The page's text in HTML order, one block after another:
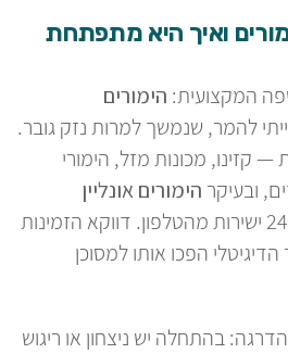
ואיך היא מתפתחת
המקצועית: הימורים
להמר, שנמשך למרות נזק גובר.
— קזינו, מכונות מזל, הימורי
ובעיקר הימורים אונליין
שזמינים 24/7 ישירות מהטלפון. דווקא הזמינות
הפכו אותו למסוכן
בהתחלה יש ניצחון או ריגוש